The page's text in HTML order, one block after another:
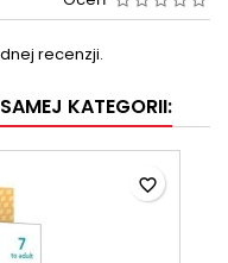
recenzji.
KATEGORII:
favorite_border